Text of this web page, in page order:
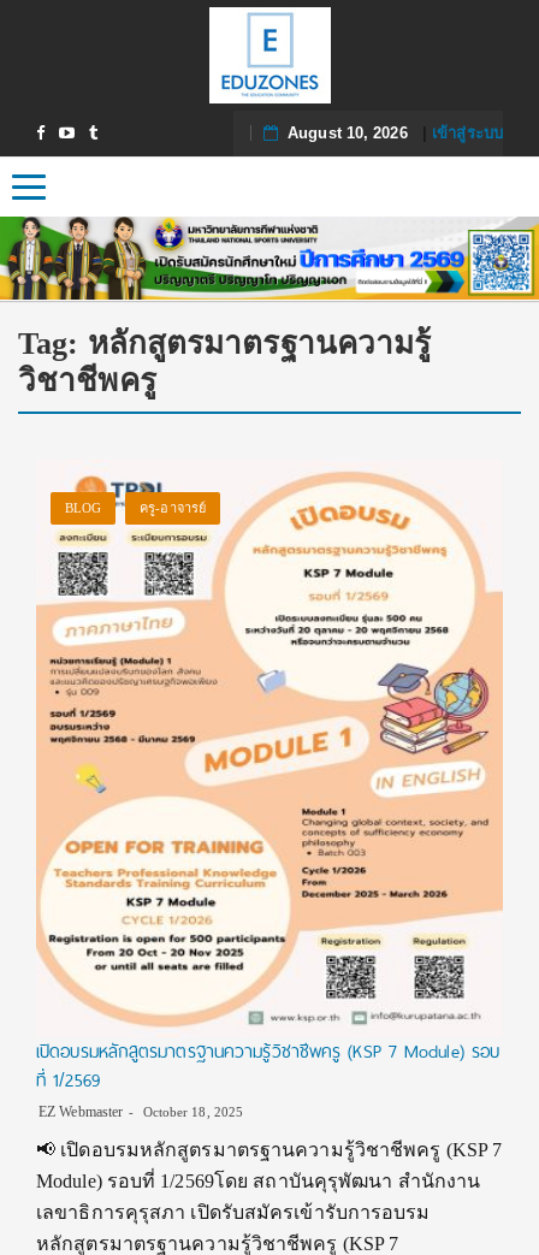
August 10, 2026| เข้าสู่ระบบ
Toggle navigation
Tag: หลักสูตรมาตรฐานความรู้
วิชาชีพครู
BLOG ครู-อาจารย์
เปิดอบรมหลักสูตรมาตรฐานความรู้วิชาชีพครู (KSP 7 Module) รอบ
ที่ 1/2569
EZ Webmaster October 18, 2025
📢 เปิดอบรมหลักสูตรมาตรฐานความรู้วิชาชีพครู (KSP 7
Module) รอบที่ 1/2569โดย สถาบันคุรุพัฒนา สำนักงาน
เลขาธิการคุรุสภา เปิดรับสมัครเข้ารับการอบรม
หลักสูตรมาตรฐานความรู้วิชาชีพครู (KSP 7